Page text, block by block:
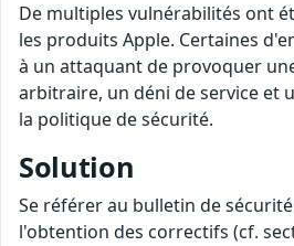
De multiples vulnérabilités ont
les produits Apple. Certaines
à un attaquant de provoquer
arbitraire, un déni de service et
la politique de sécurité.
Solution
Se référer au bulletin de
l'obtention des correctifs (cf.